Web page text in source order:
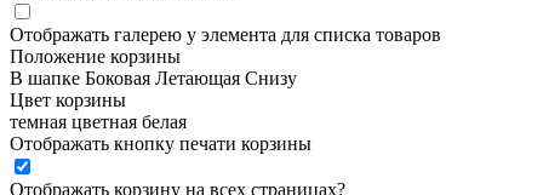
Отображать галерею у элемента для списка товаров
Положение корзины
В шапке Боковая Летающая Снизу
Цвет корзины
темная цветная белая
Отображать кнопку печати корзины
Отображать корзину на всех страницах?